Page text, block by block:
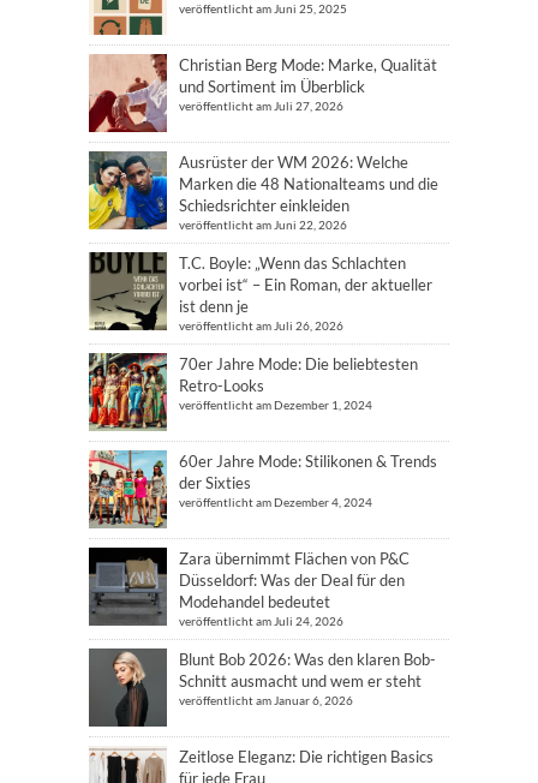
veröffentlicht am Juni 25, 2025
Christian Berg Mode: Marke, Qualität
und Sortiment im Überblick
veröffentlicht am Juli 27, 2026
Ausrüster der WM 2026: Welche
Marken die 48 Nationalteams und die
Schiedsrichter einkleiden
veröffentlicht am Juni 22, 2026
T.C. Boyle: „Wenn das Schlachten
vorbei ist“ – Ein Roman, der aktueller
ist denn je
veröffentlicht am Juli 26, 2026
70er Jahre Mode: Die beliebtesten
Retro-Looks
veröffentlicht am Dezember 1, 2024
60er Jahre Mode: Stilikonen & Trends
der Sixties
veröffentlicht am Dezember 4, 2024
Zara übernimmt Flächen von P&C
Düsseldorf: Was der Deal für den
Modehandel bedeutet
veröffentlicht am Juli 24, 2026
Blunt Bob 2026: Was den klaren Bob-
Schnitt ausmacht und wem er steht
veröffentlicht am Januar 6, 2026
Zeitlose Eleganz: Die richtigen Basics
für jede Frau